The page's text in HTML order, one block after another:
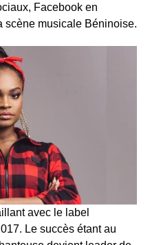
Facebook en
scène musicale Béninoise.
avec le label
Le succès étant au